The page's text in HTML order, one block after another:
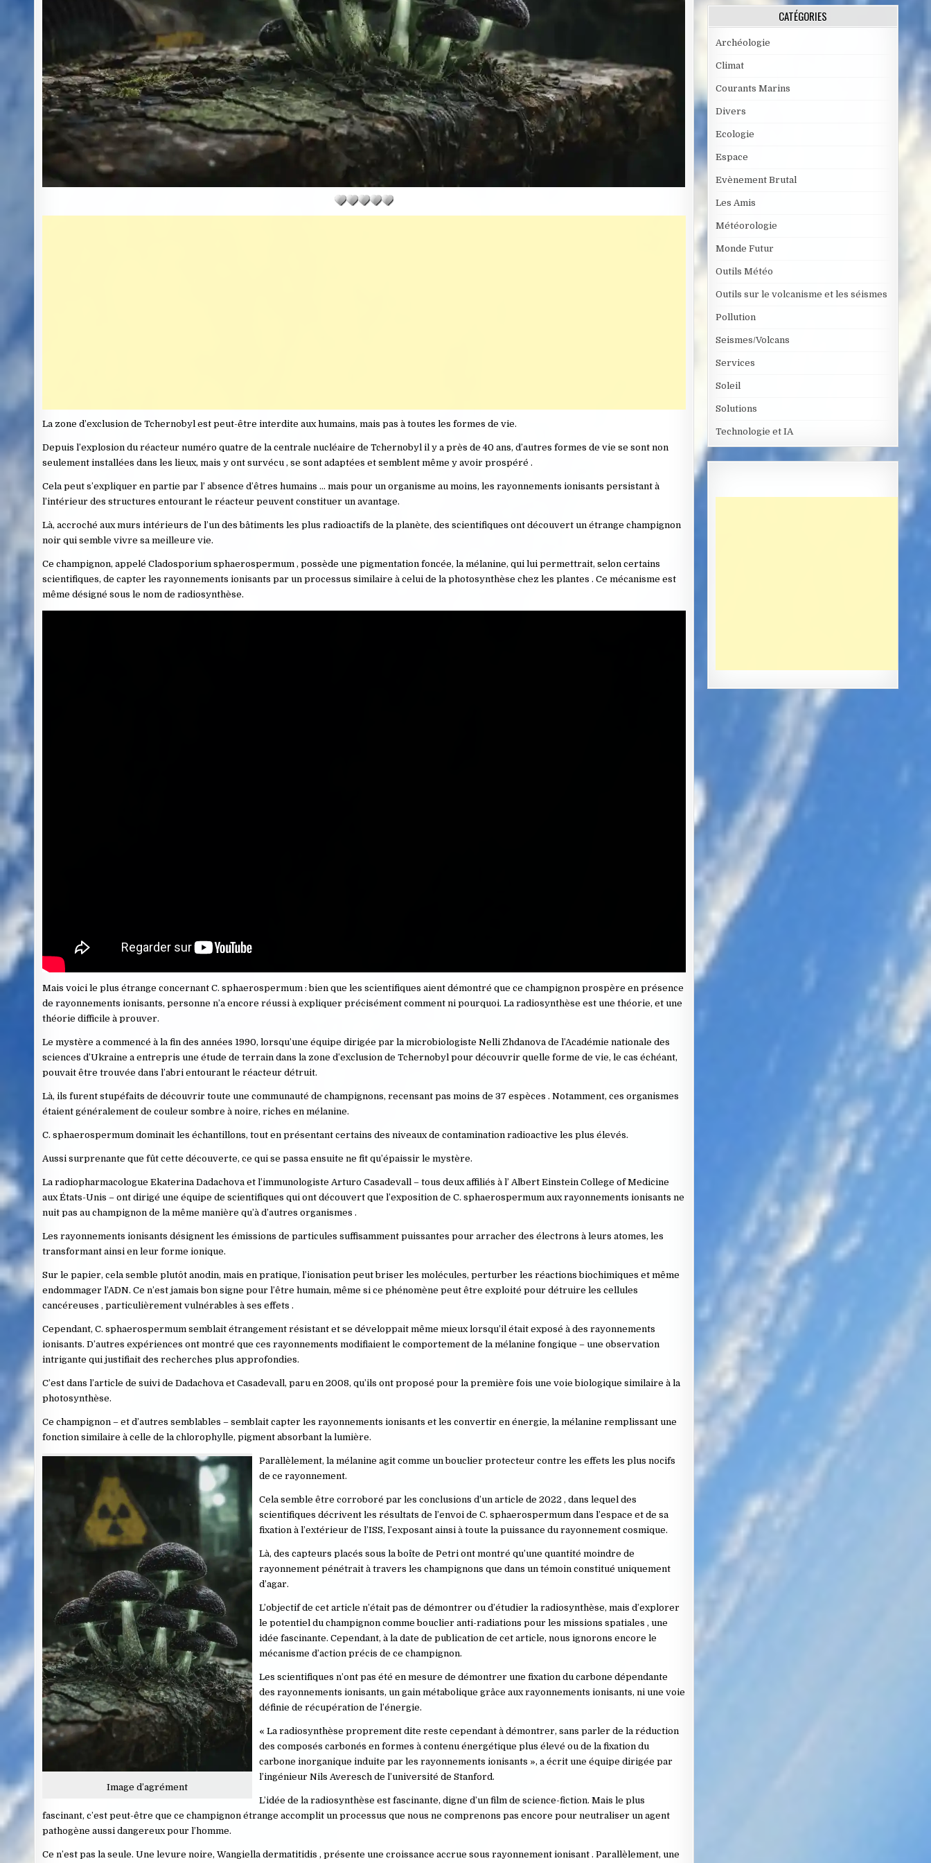
La zone d’exclusion de Tchernobyl est peut-être interdite aux humains, mais pas à toutes les formes de vie.
Depuis l’explosion du réacteur numéro quatre de la centrale nucléaire de Tchernobyl il y a près de 40 ans, d’autres formes de vie se sont non
seulement installées dans les lieux, mais y ont survécu , se sont adaptées et semblent même y avoir prospéré .
Cela peut s’expliquer en partie par l’ absence d’êtres humains … mais pour un organisme au moins, les rayonnements ionisants persistant à
l’intérieur des structures entourant le réacteur peuvent constituer un avantage.
Là, accroché aux murs intérieurs de l’un des bâtiments les plus radioactifs de la planète, des scientifiques ont découvert un étrange champignon
noir qui semble vivre sa meilleure vie.
Ce champignon, appelé Cladosporium sphaerospermum , possède une pigmentation foncée, la mélanine, qui lui permettrait, selon certains
scientifiques, de capter les rayonnements ionisants par un processus similaire à celui de la photosynthèse chez les plantes . Ce mécanisme est
même désigné sous le nom de radiosynthèse.
Mais voici le plus étrange concernant C. sphaerospermum : bien que les scientifiques aient démontré que ce champignon prospère en présence
de rayonnements ionisants, personne n’a encore réussi à expliquer précisément comment ni pourquoi. La radiosynthèse est une théorie, et une
théorie difficile à prouver.
Le mystère a commencé à la fin des années 1990, lorsqu’une équipe dirigée par la microbiologiste Nelli Zhdanova de l’Académie nationale des
sciences d’Ukraine a entrepris une étude de terrain dans la zone d’exclusion de Tchernobyl pour découvrir quelle forme de vie, le cas échéant,
pouvait être trouvée dans l’abri entourant le réacteur détruit.
Là, ils furent stupéfaits de découvrir toute une communauté de champignons, recensant pas moins de 37 espèces . Notamment, ces organismes
étaient généralement de couleur sombre à noire, riches en mélanine.
C. sphaerospermum dominait les échantillons, tout en présentant certains des niveaux de contamination radioactive les plus élevés.
Aussi surprenante que fût cette découverte, ce qui se passa ensuite ne fit qu’épaissir le mystère.
La radiopharmacologue Ekaterina Dadachova et l’immunologiste Arturo Casadevall – tous deux affiliés à l’ Albert Einstein College of Medicine
aux États-Unis – ont dirigé une équipe de scientifiques qui ont découvert que l’exposition de C. sphaerospermum aux rayonnements ionisants ne
nuit pas au champignon de la même manière qu’à d’autres organismes .
Les rayonnements ionisants désignent les émissions de particules suffisamment puissantes pour arracher des électrons à leurs atomes, les
transformant ainsi en leur forme ionique.
Sur le papier, cela semble plutôt anodin, mais en pratique, l’ionisation peut briser les molécules, perturber les réactions biochimiques et même
endommager l’ADN. Ce n’est jamais bon signe pour l’être humain, même si ce phénomène peut être exploité pour détruire les cellules
cancéreuses , particulièrement vulnérables à ses effets .
Cependant, C. sphaerospermum semblait étrangement résistant et se développait même mieux lorsqu’il était exposé à des rayonnements
ionisants. D’autres expériences ont montré que ces rayonnements modifiaient le comportement de la mélanine fongique – une observation
intrigante qui justifiait des recherches plus approfondies.
C’est dans l’article de suivi de Dadachova et Casadevall, paru en 2008, qu’ils ont proposé pour la première fois une voie biologique similaire à la
photosynthèse.
Ce champignon – et d’autres semblables – semblait capter les rayonnements ionisants et les convertir en énergie, la mélanine remplissant une
fonction similaire à celle de la chlorophylle, pigment absorbant la lumière.
Image d’agrément
Parallèlement, la mélanine agit comme un bouclier protecteur contre les effets les plus nocifs
de ce rayonnement.
Cela semble être corroboré par les conclusions d’un article de 2022 , dans lequel des
scientifiques décrivent les résultats de l’envoi de C. sphaerospermum dans l’espace et de sa
fixation à l’extérieur de l’ISS, l’exposant ainsi à toute la puissance du rayonnement cosmique.
Là, des capteurs placés sous la boîte de Petri ont montré qu’une quantité moindre de
rayonnement pénétrait à travers les champignons que dans un témoin constitué uniquement
d’agar.
L’objectif de cet article n’était pas de démontrer ou d’étudier la radiosynthèse, mais d’explorer
le potentiel du champignon comme bouclier anti-radiations pour les missions spatiales , une
idée fascinante. Cependant, à la date de publication de cet article, nous ignorons encore le
mécanisme d’action précis de ce champignon.
Les scientifiques n’ont pas été en mesure de démontrer une fixation du carbone dépendante
des rayonnements ionisants, un gain métabolique grâce aux rayonnements ionisants, ni une voie
définie de récupération de l’énergie.
« La radiosynthèse proprement dite reste cependant à démontrer, sans parler de la réduction
des composés carbonés en formes à contenu énergétique plus élevé ou de la fixation du
carbone inorganique induite par les rayonnements ionisants », a écrit une équipe dirigée par
l’ingénieur Nils Averesch de l’université de Stanford.
L’idée de la radiosynthèse est fascinante, digne d’un film de science-fiction. Mais le plus
fascinant, c’est peut-être que ce champignon étrange accomplit un processus que nous ne comprenons pas encore pour neutraliser un agent
pathogène aussi dangereux pour l’homme.
Ce n’est pas la seule. Une levure noire, Wangiella dermatitidis , présente une croissance accrue sous rayonnement ionisant . Parallèlement, une
CATÉGORIES
Archéologie
Climat
Courants Marins
Divers
Ecologie
Espace
Evènement Brutal
Les Amis
Météorologie
Monde Futur
Outils Météo
Outils sur le volcanisme et les séismes
Pollution
Seismes/Volcans
Services
Soleil
Solutions
Technologie et IA